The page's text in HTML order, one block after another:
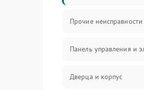
Прочие неисправности
Панель управления и
Дверца и корпус